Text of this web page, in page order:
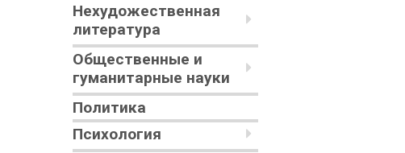
Нехудожественная
литература
Общественные и
гуманитарные науки
Политика
Психология